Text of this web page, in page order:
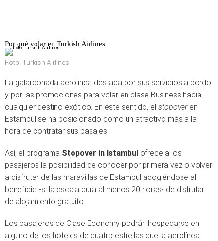
Por qué volar en Turkish Airlines
Foto: Turkish Airlines
La galardonada aerolínea destaca por sus servicios a bordo
y por las promociones para volar en clase Business hacia
cualquier destino exótico. En este sentido, el stopoveren
Estambul se ha posicionado como un atractivo más a la
hora de contratar sus pasajes.
Así, el programa Stopover in Istambul ofrece a los
pasajeros la posibilidad de conocer por primera vez o volver
a disfrutar de las maravillas de Estambul acogiéndose al
beneficio -si la escala dura al menos 20 horas- de disfrutar
de alojamiento gratuito.
Los pasajeros de Clase Economy podrán hospedarse en
alguno de los hoteles de cuatro estrellas que la aerolínea